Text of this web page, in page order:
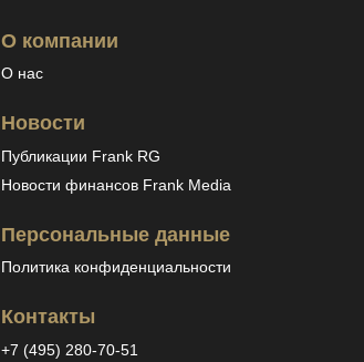
О компании
О нас
Новости
Публикации Frank RG
Новости финансов Frank Media
Персональные данные
Политика конфиденциальности
Контакты
+7 (495) 280-70-51